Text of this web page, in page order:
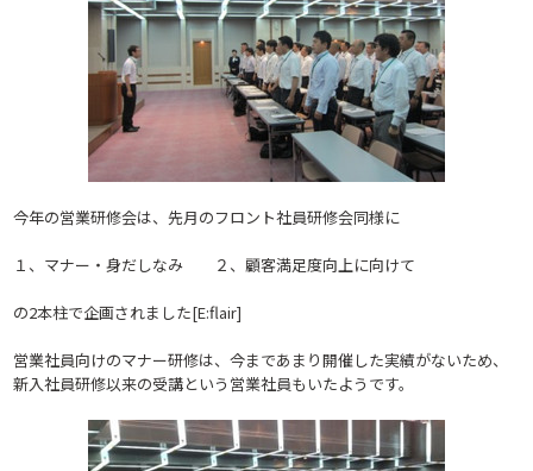
今年の営業研修会は、先月のフロント社員研修会同様に
１、マナー・身だしなみ ２、顧客満足度向上に向けて
の2本柱で企画されました[E:flair]
営業社員向けのマナー研修は、今まであまり開催した実績がないため、
新入社員研修以来の受講という営業社員もいたようです。